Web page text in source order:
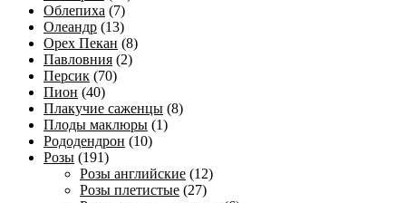
Облепиха (7)
Олеандр (13)
Орех Пекан (8)
Павловния (2)
Персик (70)
Пион (40)
Плакучие саженцы (8)
Плоды маклюры (1)
Рододендрон (10)
Розы (191)
Розы английские (12)
Розы плетистые (27)